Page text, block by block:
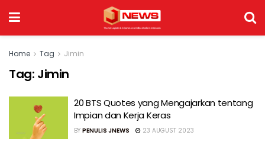
Home Tag Jimin
Tag: Jimin
20 BTS Quotes yang Mengajarkan tentang
Impian dan Kerja Keras
BY PENULIS JNEWS 23 AUGUST 2023